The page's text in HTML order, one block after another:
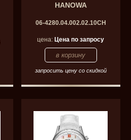
HANOWA
06-4280.04.002.02.10CH
цена:Цена по запросу
запросить цену со скидкой